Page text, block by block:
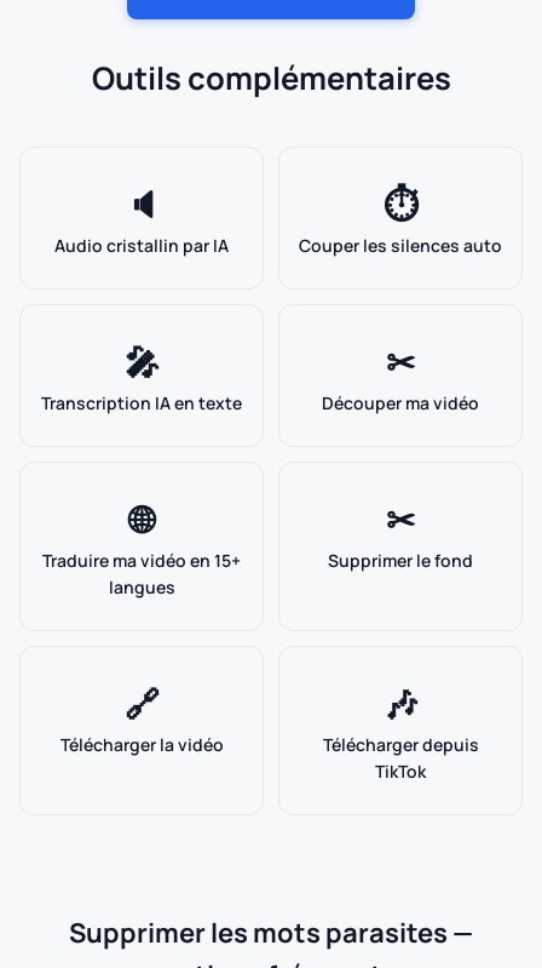
Outils complémentaires
🔈
Audio cristallin par IA
⏱
Couper les silences auto
🎤
Transcription IA en texte
✂
Découper ma vidéo
🌐
Traduire ma vidéo en 15+
langues
✂
Supprimer le fond
🔗
Télécharger la vidéo
🎶
Télécharger depuis
TikTok
Supprimer les mots parasites —